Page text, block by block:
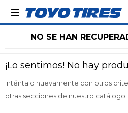

NO SE HAN
¡Lo sentimos! No hay
Inténtalo nuevamente con otros
otras secciones de nuestro catálogo.